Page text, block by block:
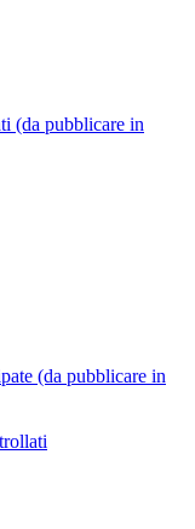
(da pubblicare in
(da pubblicare in